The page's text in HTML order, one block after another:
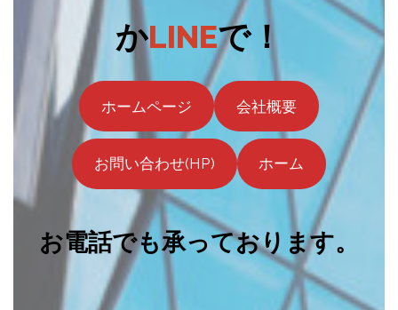
かLINEで！
ホームページ 会社概要
お問い合わせ(HP) ホーム
お電話でも承っております。